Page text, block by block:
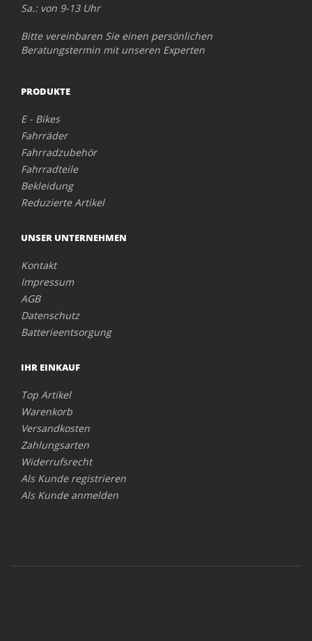
Sa.: von 9-13 Uhr
Bitte vereinbaren Sie einen persönlichen
Beratungstermin mit unseren Experten
PRODUKTE
E - Bikes
Fahrräder
Fahrradzubehör
Fahrradteile
Bekleidung
Reduzierte Artikel
UNSER UNTERNEHMEN
Kontakt
Impressum
AGB
Datenschutz
Batterieentsorgung
IHR EINKAUF
Top Artikel
Warenkorb
Versandkosten
Zahlungsarten
Widerrufsrecht
Als Kunde registrieren
Als Kunde anmelden